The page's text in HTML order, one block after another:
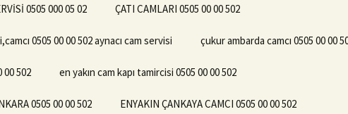
0505 000 05 02 ÇATI CAMLARI 0505 00 00 502
0505 00 00 502 aynacı cam servisi çukur ambarda camcı 0505 00 00
00 502 en yakın cam kapı tamircisi 0505 00 00 502
0505 00 00 502 ENYAKIN ÇANKAYA CAMCI 0505 00 00 502